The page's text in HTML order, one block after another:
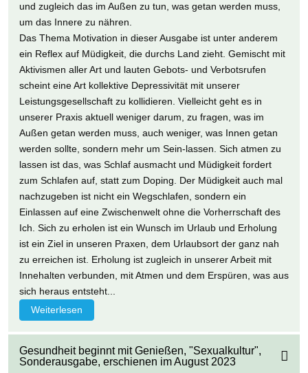
und zugleich das im Außen zu tun, was getan werden muss,
um das Innere zu nähren.
Das Thema Motivation in dieser Ausgabe ist unter anderem
ein Reflex auf Müdigkeit, die durchs Land zieht. Gemischt mit
Aktivismen aller Art und lauten Gebots- und Verbotsrufen
scheint eine Art kollektive Depressivität mit unserer
Leistungsgesellschaft zu kollidieren. Vielleicht geht es in
unserer Praxis aktuell weniger darum, zu fragen, was im
Außen getan werden muss, auch weniger, was Innen getan
werden sollte, sondern mehr um Sein-lassen. Sich atmen zu
lassen ist das, was Schlaf ausmacht und Müdigkeit fordert
zum Schlafen auf, statt zum Doping. Der Müdigkeit auch mal
nachzugeben ist nicht ein Wegschlafen, sondern ein
Einlassen auf eine Zwischenwelt ohne die Vorherrschaft des
Ich. Sich zu erholen ist ein Wunsch im Urlaub und Erholung
ist ein Ziel in unseren Praxen, dem Urlaubsort der ganz nah
zu erreichen ist. Erholung ist zugleich in unserer Arbeit mit
Innehalten verbunden, mit Atmen und dem Erspüren, was aus
sich heraus entsteht...
Weiterlesen
Gesundheit beginnt mit Genießen, "Sexualkultur",
Sonderausgabe, erschienen im August 2023